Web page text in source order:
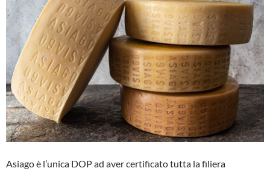
Asiago è l’unica DOP ad aver certificato tutta la filiera